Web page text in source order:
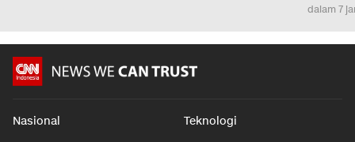
dalam 7
Nasional Teknologi